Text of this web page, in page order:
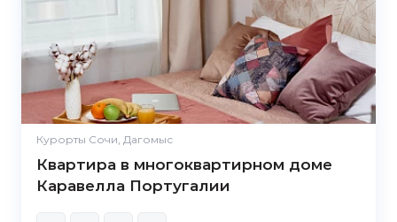
Курорты Сочи, Дагомыс
Квартира в многоквартирном доме
Каравелла Португалии